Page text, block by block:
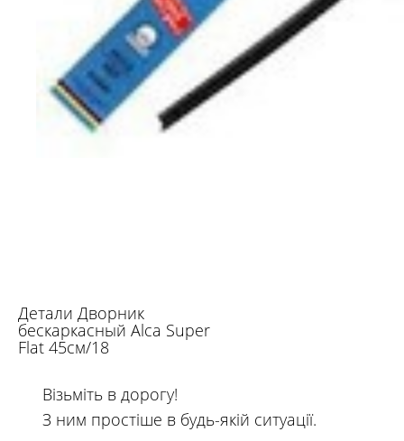
Детали Дворник
бескаркасный Alca Super
Flat 45см/18
Візьміть в дорогу!
З ним простіше в будь-якій ситуації.